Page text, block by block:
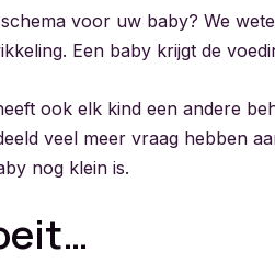
voor uw baby? We
Een baby krijgt de
ook elk kind een andere
veel meer vraag hebben
nog klein is.